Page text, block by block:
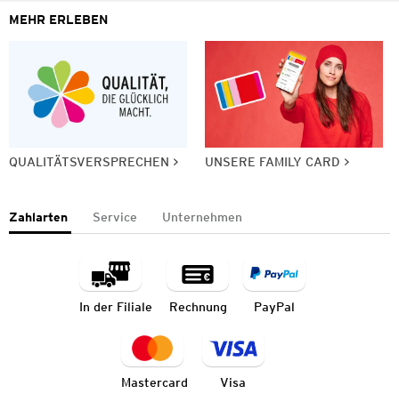
MEHR ERLEBEN
QUALITÄTSVERSPRECHEN UNSERE FAMILY CARD
Zahlarten Service Unternehmen
In der Filiale Rechnung PayPal
Mastercard Visa